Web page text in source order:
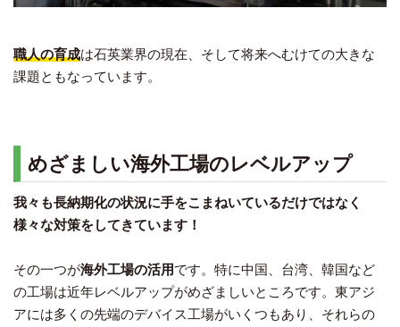
職人の育成は石英業界の現在、そして将来へむけての大きな
課題ともなっています。
めざましい海外工場のレベルアップ
我々も長納期化の状況に手をこまねいているだけではなく
様々な対策をしてきています！
その一つが海外工場の活用です。特に中国、台湾、韓国など
の工場は近年レベルアップがめざましいところです。東アジ
アには多くの先端のデバイス工場がいくつもあり、それらの